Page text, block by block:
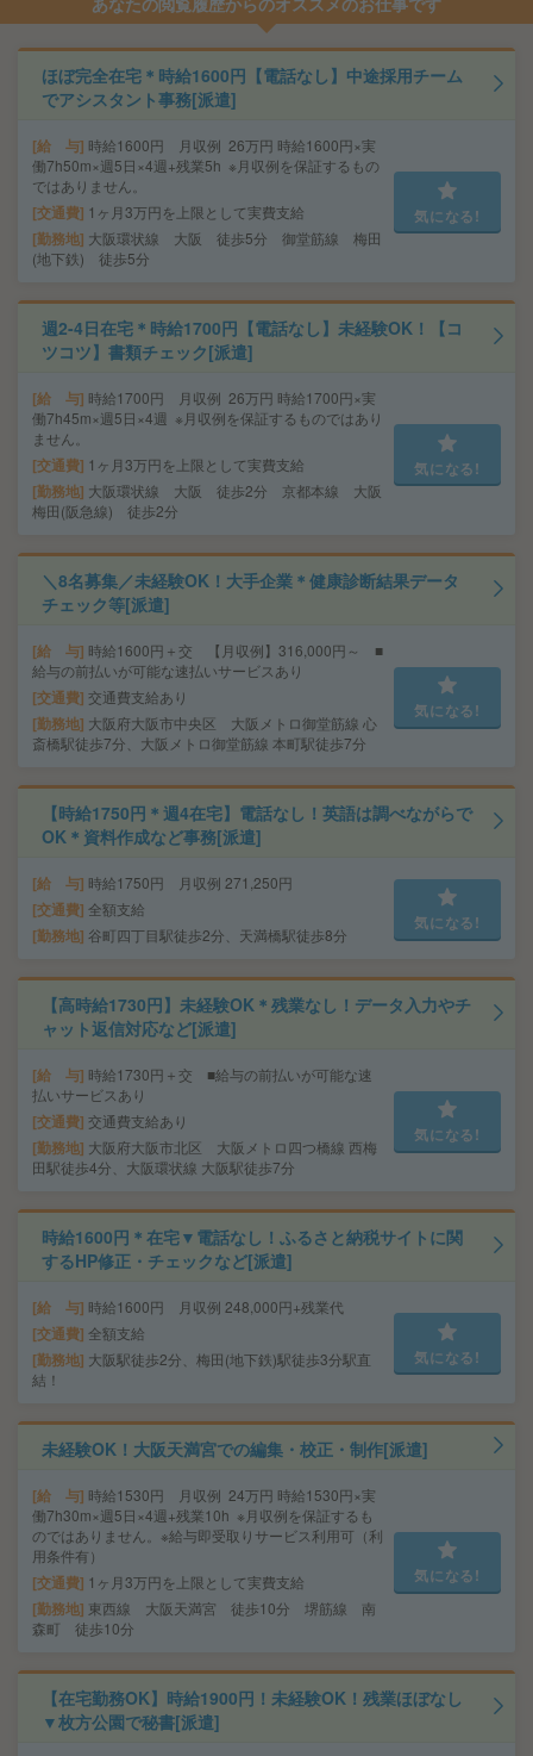
ほぼ完全在宅＊時給1600円【電話なし】中途採用チーム
でアシスタント事務[派遣]
給 与 時給1600円 月収例 26万円 時給1600円×実
働7h50m×週5日×4週+残業5h ※月収例を保証するもの
ではありません。
交通費 1ヶ月3万円を上限として実費支給
勤務地 大阪環状線 大阪 徒歩5分 御堂筋線 梅田
(地下鉄) 徒歩5分
気になる!
週2-4日在宅＊時給1700円【電話なし】未経験OK！【コ
ツコツ】書類チェック[派遣]
給 与 時給1700円 月収例 26万円 時給1700円×実
働7h45m×週5日×4週 ※月収例を保証するものではあり
ません。
交通費 1ヶ月3万円を上限として実費支給
勤務地 大阪環状線 大阪 徒歩2分 京都本線 大阪
梅田(阪急線) 徒歩2分
気になる!
＼8名募集／未経験OK！大手企業＊健康診断結果データ
チェック等[派遣]
給 与 時給1600円＋交 【月収例】316,000円～ ■
給与の前払いが可能な速払いサービスあり
交通費 交通費支給あり
勤務地 大阪府大阪市中央区 大阪メトロ御堂筋線 心
斎橋駅徒歩7分、大阪メトロ御堂筋線 本町駅徒歩7分
気になる!
【時給1750円＊週4在宅】電話なし！英語は調べながらで
OK＊資料作成など事務[派遣]
給 与 時給1750円 月収例 271,250円
交通費 全額支給
勤務地 谷町四丁目駅徒歩2分、天満橋駅徒歩8分
気になる!
【高時給1730円】未経験OK＊残業なし！データ入力やチ
ャット返信対応など[派遣]
給 与 時給1730円＋交 ■給与の前払いが可能な速
払いサービスあり
交通費 交通費支給あり
勤務地 大阪府大阪市北区 大阪メトロ四つ橋線 西梅
田駅徒歩4分、大阪環状線 大阪駅徒歩7分
気になる!
時給1600円＊在宅▼電話なし！ふるさと納税サイトに関
するHP修正・チェックなど[派遣]
給 与 時給1600円 月収例 248,000円+残業代
交通費 全額支給
勤務地 大阪駅徒歩2分、梅田(地下鉄)駅徒歩3分駅直
結！
気になる!
未経験OK！大阪天満宮での編集・校正・制作[派遣]
給 与 時給1530円 月収例 24万円 時給1530円×実
働7h30m×週5日×4週+残業10h ※月収例を保証するも
のではありません。※給与即受取りサービス利用可（利
用条件有）
交通費 1ヶ月3万円を上限として実費支給
勤務地 東西線 大阪天満宮 徒歩10分 堺筋線 南
森町 徒歩10分
気になる!
【在宅勤務OK】時給1900円！未経験OK！残業ほぼなし
▼枚方公園で秘書[派遣]